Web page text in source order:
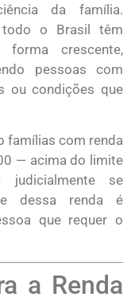
da família.
todo o Brasil têm
forma crescente,
pessoas com
ou condições que
famílias com renda
— acima do limite
se
dessa renda é
que requer o
a Renda